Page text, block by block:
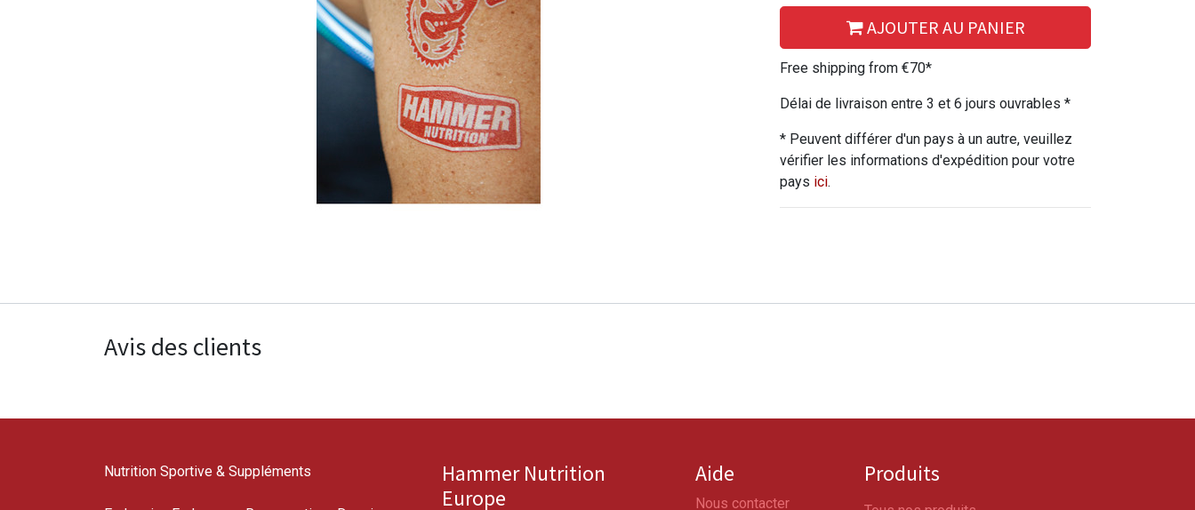
AJOUTER AU PANIER
Free shipping from €70*
Délai de livraison entre 3 et 6 jours ouvrables *
* Peuvent différer d'un pays à un autre, veuillez
vérifier les informations d'expédition pour votre
pays ici.
Avis des clients
Nutrition Sportive & Suppléments
Hammer Nutrition
Europe
Aide
Nous contacter
Produits